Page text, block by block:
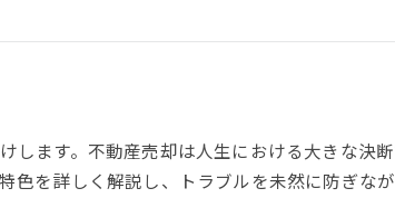
ます。不動産売却は人生における大きな決
を詳しく解説し、トラブルを未然に防ぎな